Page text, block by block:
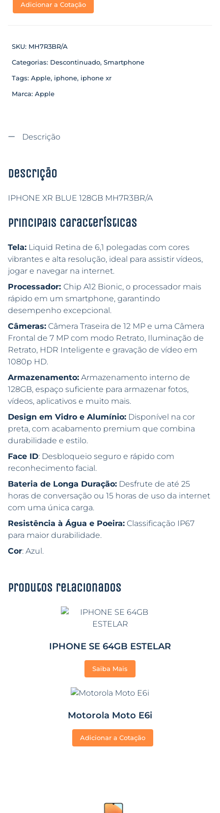
Adicionar a Cotação
SKU: MH7R3BR/A
Categorias: Descontinuado, Smartphone
Tags: Apple, iphone, iphone xr
Marca: Apple
Descrição
Descrição
IPHONE XR BLUE 128GB MH7R3BR/A
Principais características
Tela: Liquid Retina de 6,1 polegadas com cores
vibrantes e alta resolução, ideal para assistir vídeos,
jogar e navegar na internet.
Processador: Chip A12 Bionic, o processador mais
rápido em um smartphone, garantindo
desempenho excepcional.
Câmeras: Câmera Traseira de 12 MP e uma Câmera
Frontal de 7 MP com modo Retrato, Iluminação de
Retrato, HDR Inteligente e gravação de vídeo em
1080p HD.
Armazenamento: Armazenamento interno de
128GB, espaço suficiente para armazenar fotos,
vídeos, aplicativos e muito mais.
Design em Vidro e Alumínio: Disponível na cor
preta, com acabamento premium que combina
durabilidade e estilo.
Face ID: Desbloqueio seguro e rápido com
reconhecimento facial.
Bateria de Longa Duração: Desfrute de até 25
horas de conversação ou 15 horas de uso da internet
com uma única carga.
Resistência à Água e Poeira: Classificação IP67
para maior durabilidade.
Cor: Azul.
Produtos relacionados
IPHONE SE 64GB ESTELAR
Saiba Mais
Motorola Moto E6i
Adicionar a Cotação